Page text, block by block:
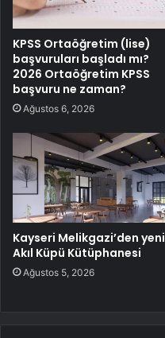
KPSS Ortaöğretim (lise)
başvuruları başladı mı?
2026 Ortaöğretim KPSS
başvuru ne zaman?
Ağustos 6, 2026
Kayseri Melikgazi’den yeni
Akıl Küpü Kütüphanesi
Ağustos 5, 2026